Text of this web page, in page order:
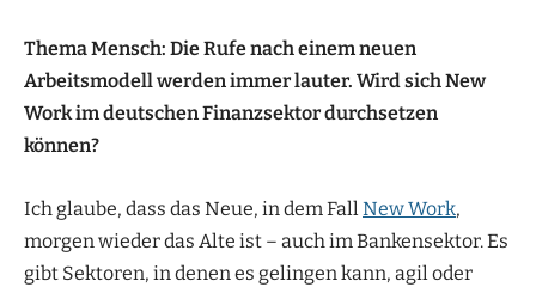
Thema Mensch: Die Rufe nach einem neuen
Arbeitsmodell werden immer lauter. Wird sich New
Work im deutschen Finanzsektor durchsetzen
können?
Ich glaube, dass das Neue, in dem FallNew Work,
morgen wieder das Alte ist – auch im Bankensektor. Es
gibt Sektoren, in denen es gelingen kann, agil oder